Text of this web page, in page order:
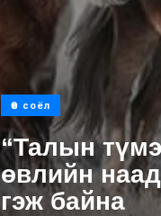
Өв соёл
“Талын
өвлийн
гэж байна